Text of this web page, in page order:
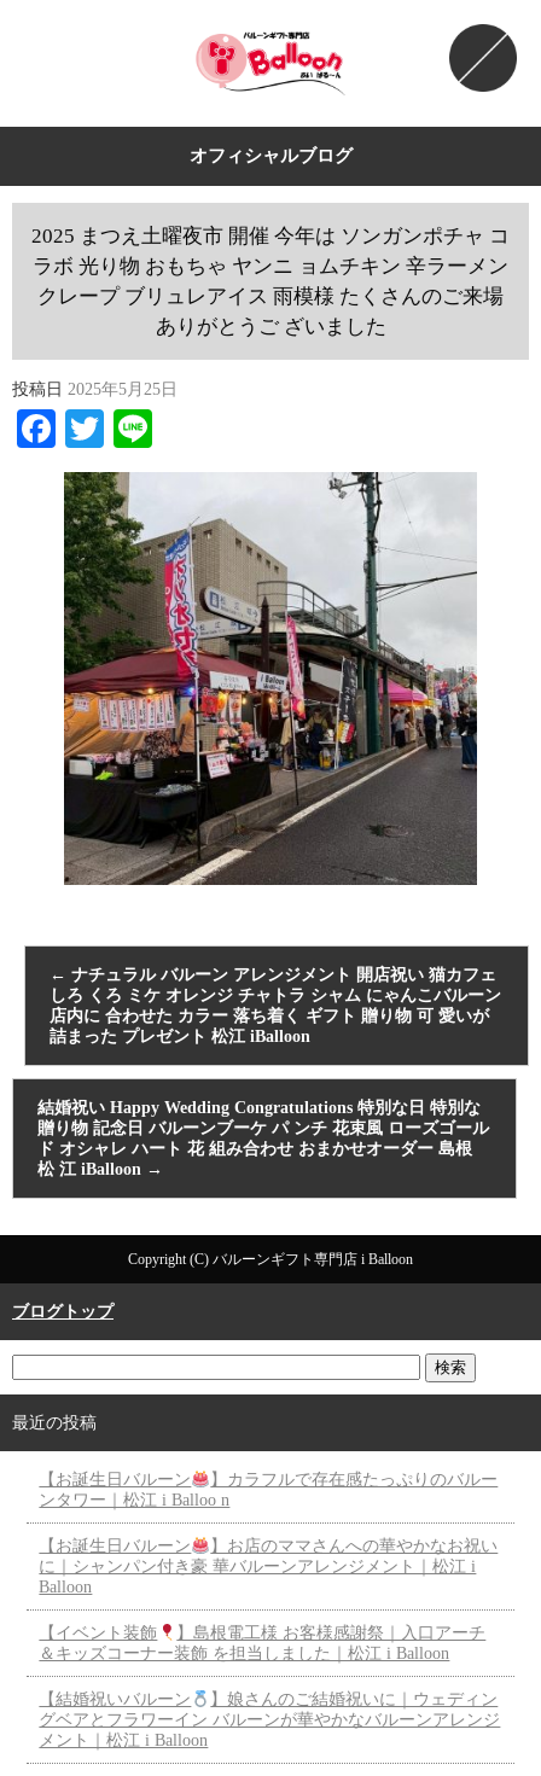
オフィシャルブログ
2025 まつえ土曜夜市 開催 今年は ソンガンポチャ コ
ラボ 光り物 おもちゃ ヤンニ ョムチキン 辛ラーメン
クレープ ブリュレアイス 雨模様 たくさんのご来場
ありがとうご ざいました
投稿日 2025年5月25日
Facebook
Twitter
← ナチュラル バルーン アレンジメント 開店祝い 猫カフェ
しろ くろ ミケ オレンジ チャトラ シャム にゃんこバルーン
店内に 合わせた カラー 落ち着く ギフト 贈り物 可 愛いが
詰まった プレゼント 松江 iBalloon
結婚祝い Happy Wedding Congratulations 特別な日 特別な
贈り物 記念日 バルーンブーケ パ ンチ 花束風 ローズゴール
ド オシャレ ハート 花 組み合わせ おまかせオーダー 島根
松 江 iBalloon →
Copyright (C) バルーンギフト専門店 i Balloon
ブログトップ
最近の投稿
【お誕生日バルーン
】カラフルで存在感たっぷりのバルー
ンタワー｜松江 i Balloo n
【お誕生日バルーン
】お店のママさんへの華やかなお祝い
に｜シャンパン付き豪 華バルーンアレンジメント｜松江 i
Balloon
【イベント装飾
】島根電工様 お客様感謝祭｜入口アーチ
＆キッズコーナー装飾 を担当しました｜松江 i Balloon
【結婚祝いバルーン
】娘さんのご結婚祝いに｜ウェディン
グベアとフラワーイン バルーンが華やかなバルーンアレンジ
メント｜松江 i Balloon